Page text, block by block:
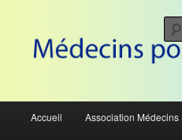
contenu
principal
contenu
secondaireMédecins Pour
principal
Accueil Association Médecins